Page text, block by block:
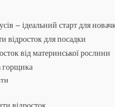
– ідеальний старт для
відросток для посадки
від материнської рослини
горщика